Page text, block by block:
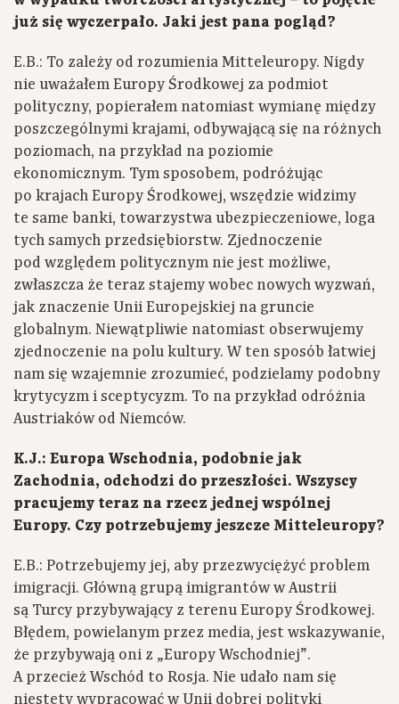
już się wyczerpało. Jaki jest pana pogląd?
E.B.: To zależy od rozumienia Mitteleuropy. Nigdy
nie uważałem Europy Środkowej za podmiot
polityczny, popierałem natomiast wymianę między
poszczególnymi krajami, odbywającą się na różnych
poziomach, na przykład na poziomie
ekonomicznym. Tym sposobem, podróżując
po krajach Europy Środkowej, wszędzie widzimy
te same banki, towarzystwa ubezpieczeniowe, loga
tych samych przedsiębiorstw. Zjednoczenie
pod względem politycznym nie jest możliwe,
zwłaszcza że teraz stajemy wobec nowych wyzwań,
jak znaczenie Unii Europejskiej na gruncie
globalnym. Niewątpliwie natomiast obserwujemy
zjednoczenie na polu kultury. W ten sposób łatwiej
nam się wzajemnie zrozumieć, podzielamy podobny
krytycyzm i sceptycyzm. To na przykład odróżnia
Austriaków od Niemców.
K.J.: Europa Wschodnia, podobnie jak
Zachodnia, odchodzi do przeszłości. Wszyscy
pracujemy teraz na rzecz jednej wspólnej
Europy. Czy potrzebujemy jeszcze Mitteleuropy?
E.B.: Potrzebujemy jej, aby przezwyciężyć problem
imigracji. Główną grupą imigrantów w Austrii
są Turcy przybywający z terenu Europy Środkowej.
Błędem, powielanym przez media, jest wskazywanie,
że przybywają oni z „Europy Wschodniej”.
A przecież Wschód to Rosja. Nie udało nam się
niestety wypracować w Unii dobrej polityki